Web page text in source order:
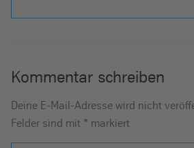
Kommentar schreiben
Deine E-Mail-Adresse wird nicht
Felder sind mit * markiert